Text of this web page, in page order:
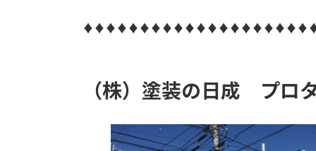
（株）塗装の日成 プロ